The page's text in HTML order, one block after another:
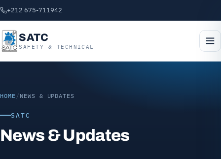
+212 675-711942
SATC
SAFETY & TECHNICAL
HOME / NEWS & UPDATES
SATC
News & Updates